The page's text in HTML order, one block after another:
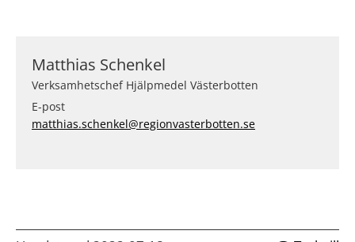
Matthias Schenkel
Verksamhetschef Hjälpmedel Västerbotten
E-post
matthias.schenkel@regionvasterbotten.se